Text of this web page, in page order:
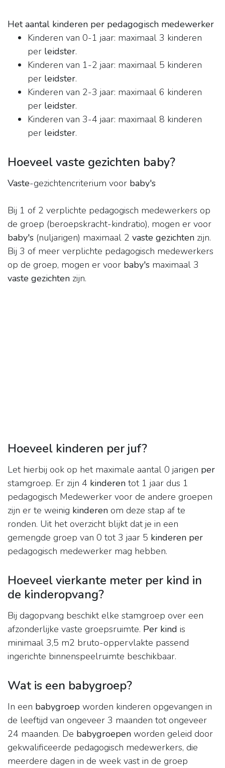
Het aantal kinderen per pedagogisch medewerker
Kinderen van 0-1 jaar: maximaal 3 kinderen
per leidster.
Kinderen van 1-2 jaar: maximaal 5 kinderen
per leidster.
Kinderen van 2-3 jaar: maximaal 6 kinderen
per leidster.
Kinderen van 3-4 jaar: maximaal 8 kinderen
per leidster.
Hoeveel vaste gezichten baby?
Vaste-gezichtencriterium voor baby's
Bij 1 of 2 verplichte pedagogisch medewerkers op
de groep (beroepskracht-kindratio), mogen er voor
baby's (nuljarigen) maximaal 2 vaste gezichten zijn.
Bij 3 of meer verplichte pedagogisch medewerkers
op de groep, mogen er voor baby's maximaal 3
vaste gezichten zijn.
Hoeveel kinderen per juf?
Let hierbij ook op het maximale aantal 0 jarigen per
stamgroep. Er zijn 4 kinderen tot 1 jaar dus 1
pedagogisch Medewerker voor de andere groepen
zijn er te weinig kinderen om deze stap af te
ronden. Uit het overzicht blijkt dat je in een
gemengde groep van 0 tot 3 jaar 5 kinderen per
pedagogisch medewerker mag hebben.
Hoeveel vierkante meter per kind in
de kinderopvang?
Bij dagopvang beschikt elke stamgroep over een
afzonderlijke vaste groepsruimte. Per kind is
minimaal 3,5 m2 bruto-oppervlakte passend
ingerichte binnenspeelruimte beschikbaar.
Wat is een babygroep?
In een babygroep worden kinderen opgevangen in
de leeftijd van ongeveer 3 maanden tot ongeveer
24 maanden. De babygroepen worden geleid door
gekwalificeerde pedagogisch medewerkers, die
meerdere dagen in de week vast in de groep